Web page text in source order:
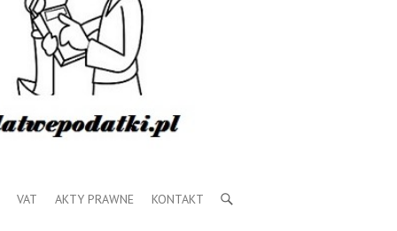
VAT AKTY PRAWNE KONTAKT